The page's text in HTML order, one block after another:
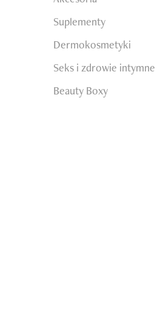
Suplementy
Dermokosmetyki
Seks i zdrowie intymne
Beauty Boxy